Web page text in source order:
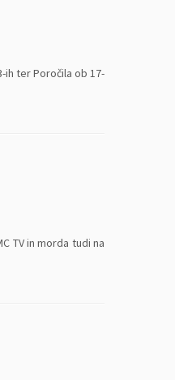
ter Poročila ob 17-
TV in morda tudi na